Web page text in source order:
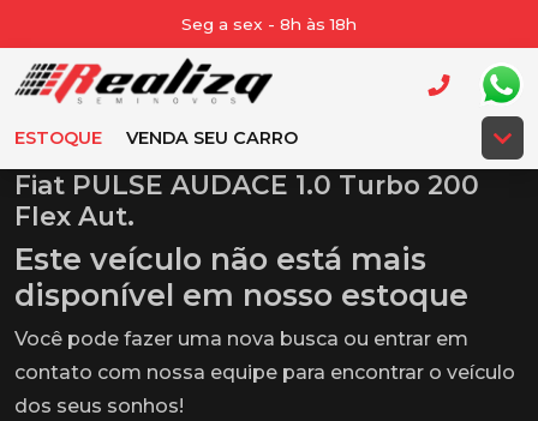
Seg a sex - 8h às 18h
ESTOQUE VENDA SEU CARRO
Fiat PULSE AUDACE 1.0 Turbo 200
Flex Aut.
Este veículo não está mais
disponível em nosso estoque
Você pode fazer uma nova busca ou entrar em
contato com nossa equipe para encontrar o veículo
dos seus sonhos!